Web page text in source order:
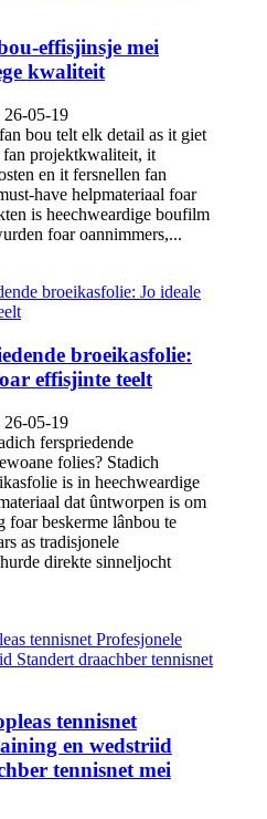
effisjinsje mei
kwaliteit
26-05-19
bou telt elk detail as it giet
fan projektkwaliteit, it
en it fersnellen fan
have helpmateriaal foar
is heechweardige boufilm
foar oannimmers,...
broeikasfolie:
effisjinte teelt
26-05-19
ferspriedende
folies? Stadich
is in heechweardige
dat ûntworpen is om
foar beskerme lânbou te
as tradisjonele
direkte sinneljocht
tennisnet
en wedstriid
tennisnet mei